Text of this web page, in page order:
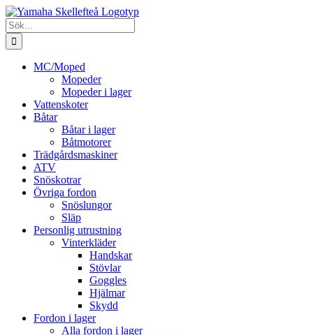
Fortsätt
till
innehållet
Sök
efter:
MC/Moped
Mopeder
Mopeder i lager
Vattenskoter
Båtar
Båtar i lager
Båtmotorer
Trädgårdsmaskiner
ATV
Snöskotrar
Övriga fordon
Snöslungor
Släp
Personlig utrustning
Vinterkläder
Handskar
Stövlar
Goggles
Hjälmar
Skydd
Fordon i lager
Alla fordon i lager